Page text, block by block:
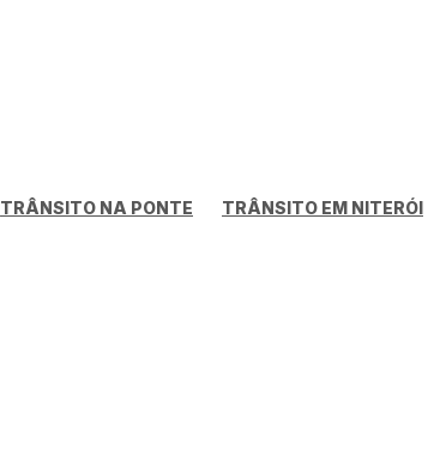
TRÂNSITO NA PONTE TRÂNSITO EM NITERÓI